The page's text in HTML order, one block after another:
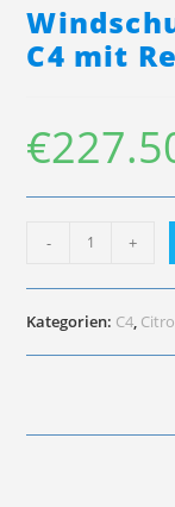
C4 mit
€
Citroen
mit
Menge
- +
Kategorien: C4,